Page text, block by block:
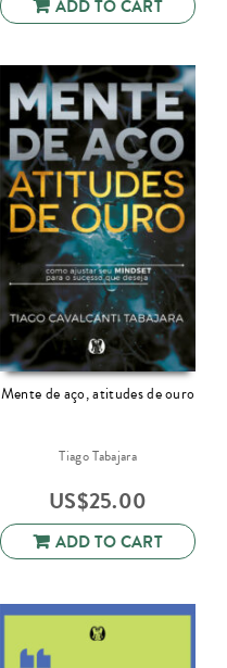
ADD TO CART
Mente de aço, atitudes de ouro
Tiago Tabajara
US$25.00
ADD TO CART